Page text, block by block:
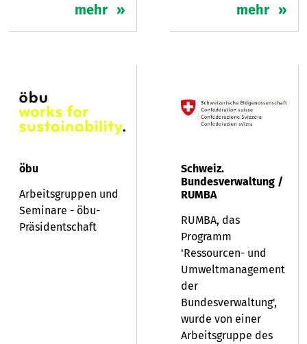
mehr mehr
öbu
Arbeitsgruppen und
Seminare - öbu-
Präsidentschaft
Schweiz.
Bundesverwaltung /
RUMBA
RUMBA, das
Programm
'Ressourcen- und
Umweltmanagement
der
Bundesverwaltung',
wurde von einer
Arbeitsgruppe des